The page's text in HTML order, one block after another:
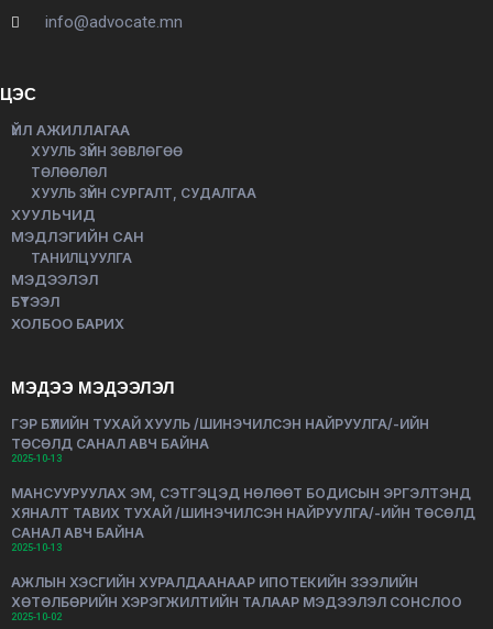
info@advocate.mn
ЦЭС
ҮЙЛ АЖИЛЛАГАА
ХУУЛЬ ЗҮЙН ЗӨВЛӨГӨӨ
ТӨЛӨӨЛӨЛ
ХУУЛЬ ЗҮЙН СУРГАЛТ, СУДАЛГАА
ХУУЛЬЧИД
МЭДЛЭГИЙН САН
ТАНИЛЦУУЛГА
МЭДЭЭЛЭЛ
БҮТЭЭЛ
ХОЛБОО БАРИХ
МЭДЭЭ МЭДЭЭЛЭЛ
ГЭР БҮЛИЙН ТУХАЙ ХУУЛЬ /ШИНЭЧИЛСЭН НАЙРУУЛГА/-ИЙН
ТӨСӨЛД САНАЛ АВЧ БАЙНА
2025-10-13
МАНСУУРУУЛАХ ЭМ, СЭТГЭЦЭД НӨЛӨӨТ БОДИСЫН ЭРГЭЛТЭНД
ХЯНАЛТ ТАВИХ ТУХАЙ /ШИНЭЧИЛСЭН НАЙРУУЛГА/-ИЙН ТӨСӨЛД
САНАЛ АВЧ БАЙНА
2025-10-13
АЖЛЫН ХЭСГИЙН ХУРАЛДААНААР ИПОТЕКИЙН ЗЭЭЛИЙН
ХӨТӨЛБӨРИЙН ХЭРЭГЖИЛТИЙН ТАЛААР МЭДЭЭЛЭЛ СОНСЛОО
2025-10-02